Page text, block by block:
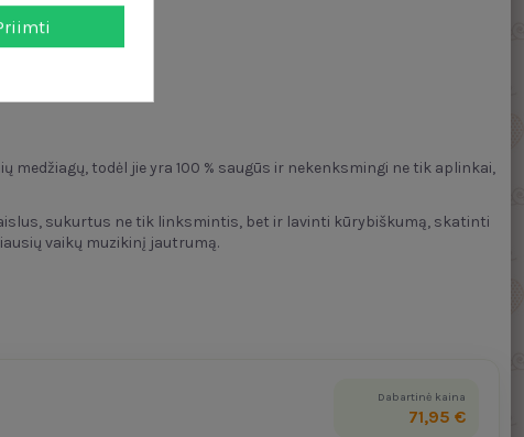
todėl jie yra 100 % saugūs ir nekenksmingi ne tik aplinkai,
sukurtus ne tik linksmintis, bet ir lavinti kūrybiškumą, skatinti
vaikų muzikinį jautrumą.
Dabartinė kaina
71,95 €